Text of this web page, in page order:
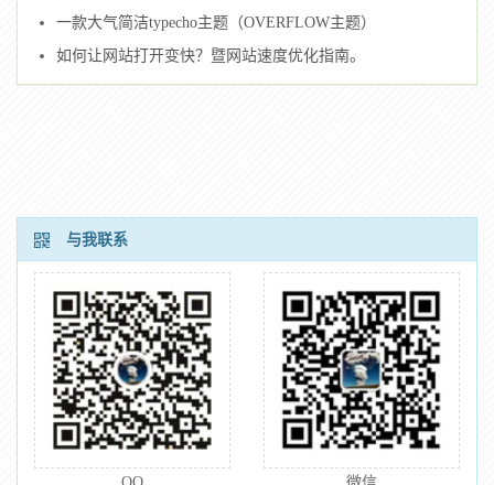
一款大气简洁typecho主题（OVERFLOW主题）
如何让网站打开变快？暨网站速度优化指南。
与我联系